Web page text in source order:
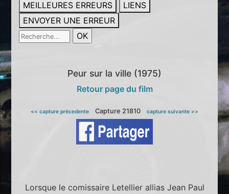
MEILLEURES ERREURS
LIENS
ENVOYER UNE ERREUR
Peur sur la ville (1975)
Retour page du film
<< capture précedente Capture 21810 capture suivante >>
Lorsque le comissaire Letellier allias Jean Paul